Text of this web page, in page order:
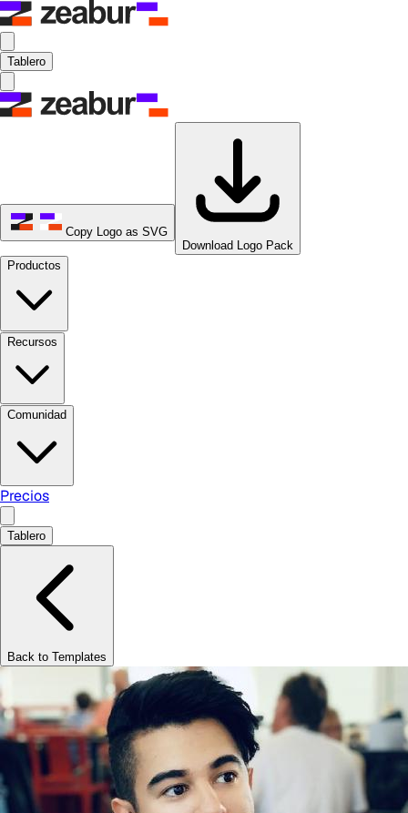
Tablero
Copy Logo as SVG
Download Logo Pack
Productos
Recursos
Comunidad
Precios
Tablero
Back to Templates